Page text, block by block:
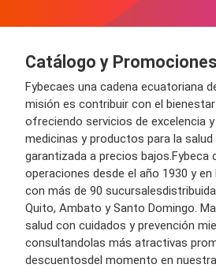
Catálogo y Promociones
Fybecaes una cadena ecuatoriana
misión es contribuir con el
ofreciendo servicios de excelencia y
medicinas y productos para la salud
garantizada a precios bajos.Fybeca
operaciones desde el año 1930 y
con más de 90 sucursalesdistribuida
Quito, Ambato y Santo Domingo. Ma
salud con cuidados y prevención
consultandolas más atractivas
descuentosdel momento en nuestra